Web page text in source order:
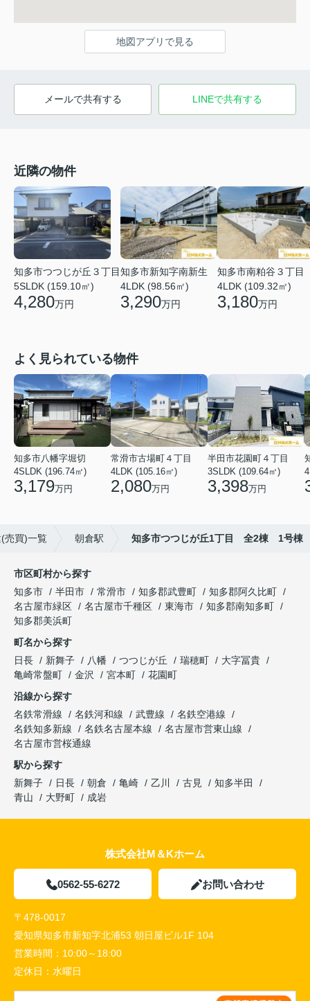
地図アプリで見る
メールで共有する LINEで共有する
近隣の物件
知多市つつじが丘３丁目
5SLDK (159.10㎡)
4,280万円
知多市新知字南新生
4LDK (98.56㎡)
3,290万円
知多市南粕谷３丁目
4LDK (109.32㎡)
3,180万円
よく見られている物件
知多市八幡字堀切
4SLDK (196.74㎡)
3,179万円
常滑市古場町４丁目
4LDK (105.16㎡)
2,080万円
半田市花園町４丁目
3SLDK (109.64㎡)
3,398万円
売買)一覧 朝倉駅 知多市つつじが丘1丁目 全2棟 1号棟
市区町村から探す
知多市
半田市 常滑市 知多郡武豊町
知多郡阿久比町
名古屋市緑区
名古屋市千種区 東海市
知多郡南知多町
知多郡美浜町
町名から探す
日長
新舞子 八幡 つつじが丘 瑞穂町
大字冨貴
亀崎常盤町
金沢 宮本町
花園町
沿線から探す
名鉄常滑線
名鉄河和線 武豊線
名鉄空港線
名鉄知多新線
名鉄名古屋本線
名古屋市営東山線
名古屋市営桜通線
駅から探す
新舞子
日長 朝倉 亀崎 乙川 古見
知多半田
青山
大野町 成岩
株式会社M＆Kホーム
0562-55-6272 お問い合わせ
〒478-0017
愛知県知多市新知字北浦53 朝日屋ビル1F 104
営業時間： 10:00～18:00
定休日： 水曜日